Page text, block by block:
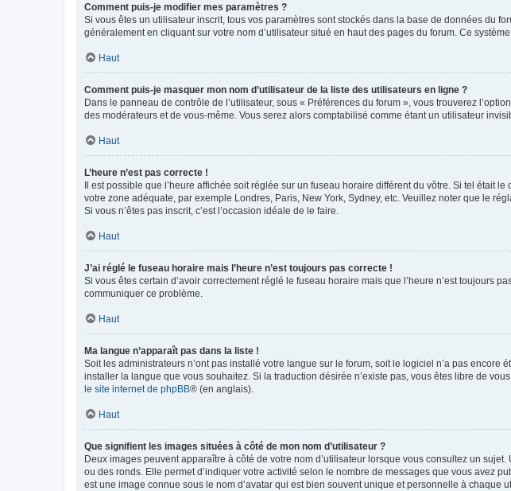
Comment puis-je modifier mes paramètres ?
Si vous êtes un utilisateur inscrit, tous vos paramètres sont stockés dans la base de données du
généralement en cliquant sur votre nom d’utilisateur situé en haut des pages du forum. Ce
Haut
Comment puis-je masquer mon nom d’utilisateur de la liste des utilisateurs en ligne ?
Dans le panneau de contrôle de l’utilisateur, sous « Préférences du forum », vous trouverez
des modérateurs et de vous-même. Vous serez alors comptabilisé comme étant un utilisateur
Haut
L’heure n’est pas correcte !
Il est possible que l’heure affichée soit réglée sur un fuseau horaire différent du vôtre. Si tel était
votre zone adéquate, par exemple Londres, Paris, New York, Sydney, etc. Veuillez noter que le
Si vous n’êtes pas inscrit, c’est l’occasion idéale de le faire.
Haut
J’ai réglé le fuseau horaire mais l’heure n’est toujours pas correcte !
Si vous êtes certain d’avoir correctement réglé le fuseau horaire mais que l’heure n’est toujours
communiquer ce problème.
Haut
Ma langue n’apparaît pas dans la liste !
Soit les administrateurs n’ont pas installé votre langue sur le forum, soit le logiciel n’a pas
installer la langue que vous souhaitez. Si la traduction désirée n’existe pas, vous êtes libre de
le site internet de phpBB® (en anglais).
Haut
Que signifient les images situées à côté de mon nom d’utilisateur ?
Deux images peuvent apparaître à côté de votre nom d’utilisateur lorsque vous consultez un
ou des ronds. Elle permet d’indiquer votre activité selon le nombre de messages que vous avez
est une image connue sous le nom d’avatar qui est bien souvent unique et personnelle à chaque